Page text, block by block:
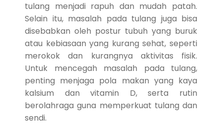
tulang menjadi rapuh dan mudah patah.
Selain itu, masalah pada tulang juga bisa
disebabkan oleh postur tubuh yang buruk
atau kebiasaan yang kurang sehat, seperti
merokok dan kurangnya aktivitas fisik.
Untuk mencegah masalah pada tulang,
penting menjaga pola makan yang kaya
kalsium dan vitamin D, serta rutin
berolahraga guna memperkuat tulang dan
sendi.